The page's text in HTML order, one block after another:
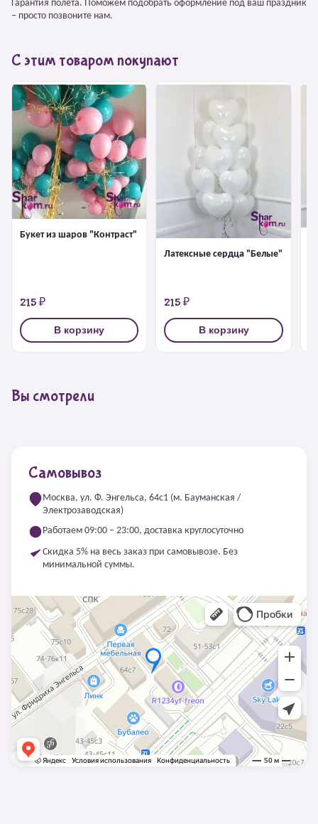
Гарантия полёта. Поможем подобрать оформление под ваш праздник
– просто позвоните нам.
С этим товаром покупают
Букет из шаров "Контраст"
215 ₽
В корзину
Латексные сердца "Белые"
215 ₽
В корзину
Вы смотрели
Самовывоз
Москва, ул. Ф. Энгельса, 64с1 (м. Бауманская /
Электрозаводская)
Работаем 09:00 – 23:00, доставка круглосуточно
Скидка 5% на весь заказ при самовывозе. Без
минимальной суммы.